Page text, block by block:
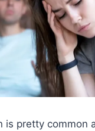
is pretty common